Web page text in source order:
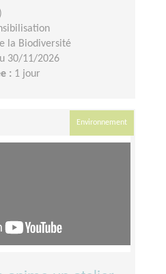
la Biodiversité
30/11/2026
: 1 jour
Environnement